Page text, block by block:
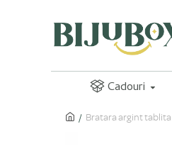
Cadouri
Bratara argint